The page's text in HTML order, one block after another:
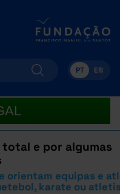
PT EN
e por algumas
orientam equipas e
karate ou